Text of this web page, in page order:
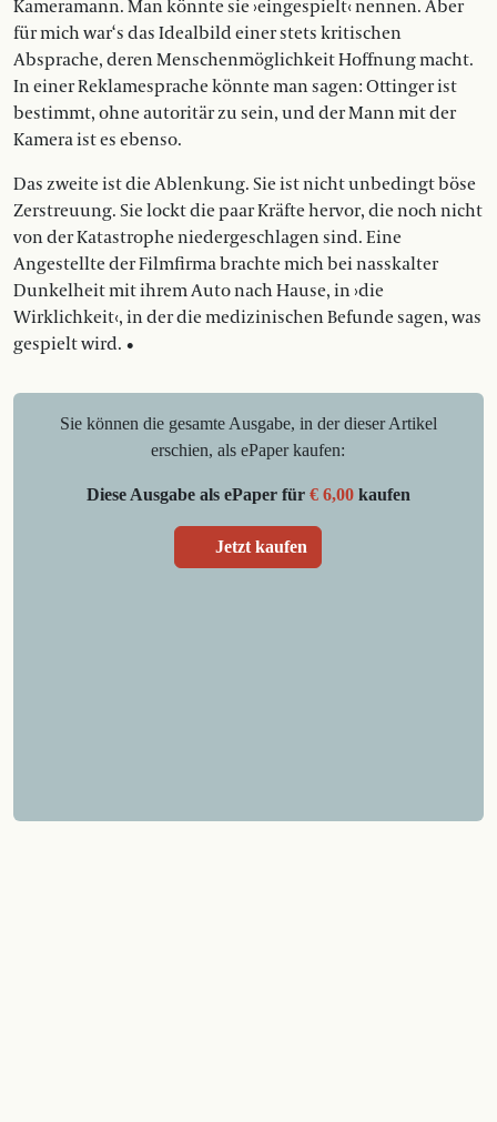
Kameramann. Man könnte sie ›eingespielt‹ nennen. Aber
für mich war‘s das Idealbild einer stets kritischen
Absprache, deren Menschenmöglichkeit Hoffnung macht.
In einer Reklamesprache könnte man sagen: Ottinger ist
bestimmt, ohne autoritär zu sein, und der Mann mit der
Kamera ist es ebenso.
Das zweite ist die Ablenkung. Sie ist nicht unbedingt böse
Zerstreuung. Sie lockt die paar Kräfte hervor, die noch nicht
von der Katastrophe niedergeschlagen sind. Eine
Angestellte der Filmfirma brachte mich bei nasskalter
Dunkelheit mit ihrem Auto nach Hause, in ›die
Wirklichkeit‹, in der die medizinischen Befunde sagen, was
gespielt wird. •
Sie können die gesamte Ausgabe, in der dieser Artikel
erschien, als ePaper kaufen:
Diese Ausgabe als ePaper für € 6,00kaufen
Jetzt kaufen